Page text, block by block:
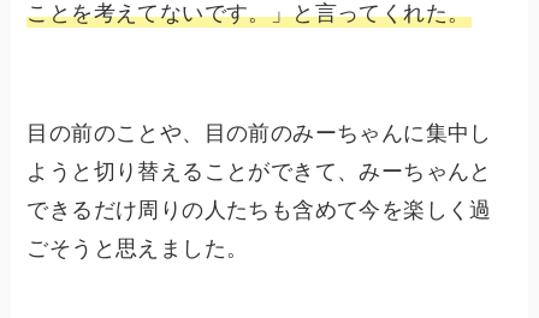
ことを考えてないです。」と言ってくれた。
目の前のことや、目の前のみーちゃんに集中し
ようと切り替えることができて、みーちゃんと
できるだけ周りの人たちも含めて今を楽しく過
ごそうと思えました。